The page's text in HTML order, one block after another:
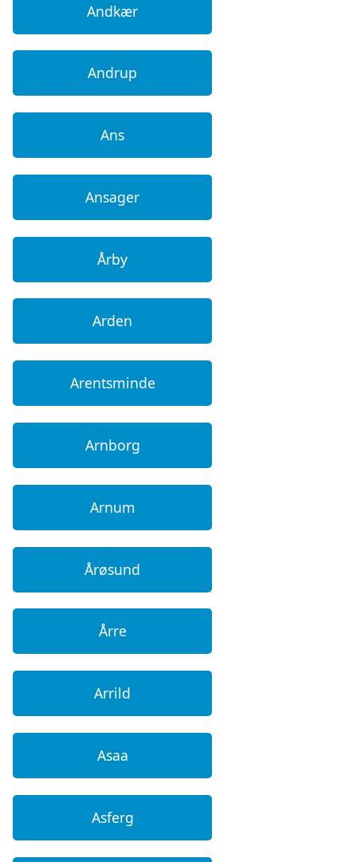
Andkær
Andrup
Ans
Ansager
Årby
Arden
Arentsminde
Arnborg
Arnum
Årøsund
Årre
Arrild
Asaa
Asferg